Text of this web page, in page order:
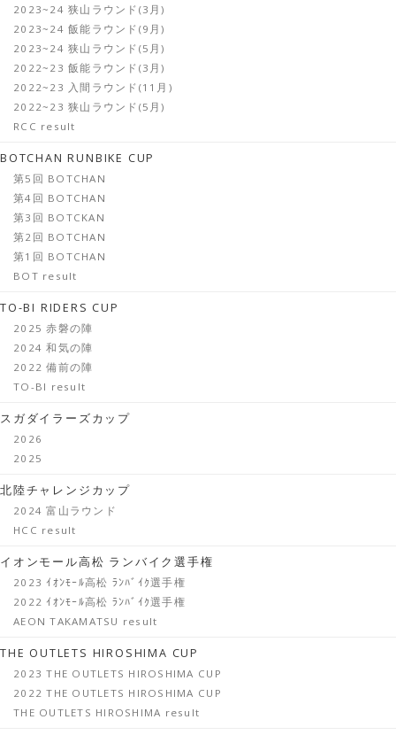
2023~24 狭山ラウンド(3月)
2023~24 飯能ラウンド(9月)
2023~24 狭山ラウンド(5月)
2022~23 飯能ラウンド(3月)
2022~23 入間ラウンド(11月)
2022~23 狭山ラウンド(5月)
RCC result
BOTCHAN RUNBIKE CUP
第5回 BOTCHAN
第4回 BOTCHAN
第3回 BOTCKAN
第2回 BOTCHAN
第1回 BOTCHAN
BOT result
TO-BI RIDERS CUP
2025 赤磐の陣
2024 和気の陣
2022 備前の陣
TO-BI result
スガダイラーズカップ
2026
2025
北陸チャレンジカップ
2024 富山ラウンド
HCC result
イオンモール高松 ランバイク選手権
2023 ｲｵﾝﾓｰﾙ高松 ﾗﾝﾊﾞｲｸ選手権
2022 ｲｵﾝﾓｰﾙ高松 ﾗﾝﾊﾞｲｸ選手権
AEON TAKAMATSU result
THE OUTLETS HIROSHIMA CUP
2023 THE OUTLETS HIROSHIMA CUP
2022 THE OUTLETS HIROSHIMA CUP
THE OUTLETS HIROSHIMA result